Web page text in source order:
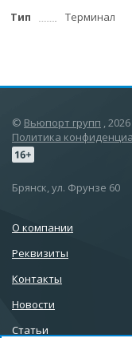
Тип
Терминал
© Вьюпорт групп , 2026
Политика
Брянск, ул. Фрунзе 60
О компании
Реквизиты
Контакты
Новости
Статьи